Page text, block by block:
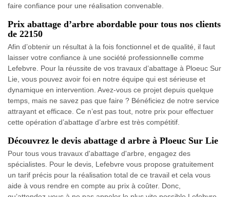
faire confiance pour une réalisation convenable.
Prix abattage d’arbre abordable pour tous nos clients
de 22150
Afin d’obtenir un résultat à la fois fonctionnel et de qualité, il faut
laisser votre confiance à une société professionnelle comme
Lefebvre. Pour la réussite de vos travaux d’abattage à Ploeuc Sur
Lie, vous pouvez avoir foi en notre équipe qui est sérieuse et
dynamique en intervention. Avez-vous ce projet depuis quelque
temps, mais ne savez pas que faire ? Bénéficiez de notre service
attrayant et efficace. Ce n’est pas tout, notre prix pour effectuer
cette opération d’abattage d’arbre est très compétitif.
Découvrez le devis abattage d arbre à Ploeuc Sur Lie
Pour tous vous travaux d'abattage d'arbre, engagez des
spécialistes. Pour le devis, Lefebvre vous propose gratuitement
un tarif précis pour la réalisation total de ce travail et cela vous
aide à vous rendre en compte au prix à coûter. Donc,